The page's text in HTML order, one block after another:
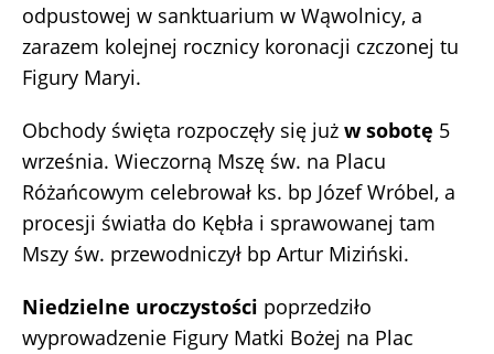
odpustowej w sanktuarium w Wąwolnicy, a
zarazem kolejnej rocznicy koronacji czczonej tu
Figury Maryi.
Obchody święta rozpoczęły się już w sobotę 5
września. Wieczorną Mszę św. na Placu
Różańcowym celebrował ks. bp Józef Wróbel, a
procesji światła do Kębła i sprawowanej tam
Mszy św. przewodniczył bp Artur Miziński.
Niedzielne uroczystości poprzedziło
wyprowadzenie Figury Matki Bożej na Plac